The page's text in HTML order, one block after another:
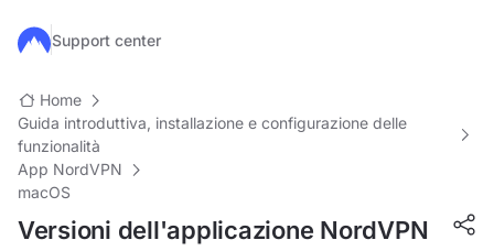
Salta al contenuto principale
Support center
Home
Guida introduttiva, installazione e configurazione delle
funzionalità
App NordVPN
macOS
Versioni dell'applicazione NordVPN